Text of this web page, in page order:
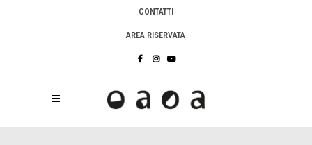
CONTATTI
AREA RISERVATA